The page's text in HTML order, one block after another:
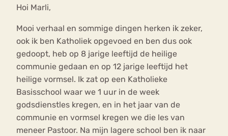
Hoi Marli,
Mooi verhaal en sommige dingen herken ik zeker,
ook ik ben Katholiek opgevoed en ben dus ook
gedoopt, heb op 8 jarige leeftijd de heilige
communie gedaan en op 12 jarige leeftijd het
heilige vormsel. Ik zat op een Katholieke
Basisschool waar we 1 uur in de week
godsdienstles kregen, en in het jaar van de
communie en vormsel kregen we die les van
meneer Pastoor. Na mijn lagere school ben ik naar